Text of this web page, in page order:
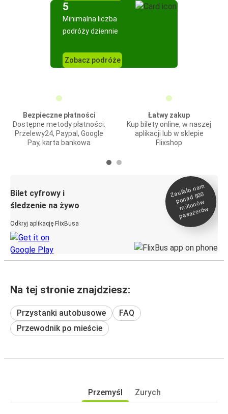
5
Minimalna liczba
podróży dziennie
Zobacz podróże
Bezpieczne płatności
Dostępne metody płatności:
Przelewy24, Paypal, Google
Pay, karta bankowa
Łatwy zakup
Kup bilety online, w naszej
aplikacji lub w sklepie
Flixshop
Bilet cyfrowy i
śledzenie na żywo
Odkryj aplikację FlixBusa
Zaufało na
m
ponad 500
milionó
w
pasażeró
w
Na tej stronie znajdziesz:
Przystanki autobusowe
FAQ
Przewodnik po mieście
Przemyśl Zurych